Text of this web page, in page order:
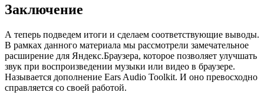
Заключение
А теперь подведем итоги и сделаем соответствующие выводы.
В рамках данного материала мы рассмотрели замечательное
расширение для Яндекс.Браузера, которое позволяет улучшать
звук при воспроизведении музыки или видео в браузере.
Называется дополнение Ears Audio Toolkit. И оно превосходно
справляется со своей работой.